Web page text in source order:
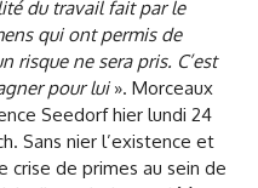
du travail fait par le
qui ont permis de
risque ne sera pris. C’est
pour lui». Morceaux
Seedorf hier lundi 24
Sans nier l’existence et
crise de primes au sein de